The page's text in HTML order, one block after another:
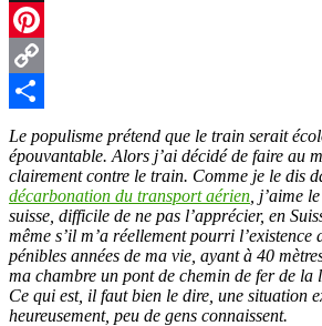
X
Pinterest
Copy
Link
Partager
Le populisme prétend que le train serait
épouvantable. Alors j’ai décidé de faire au
clairement contre le train. Comme je le dis
décarbonation du transport aérien , j’aime
suisse, difficile de ne pas l’apprécier, en
même s’il m’a réellement pourri l’existence
pénibles années de ma vie, ayant à 40
ma chambre un pont de chemin de fer de la
Ce qui est, il faut bien le dire, une situation
heureusement, peu de gens connaissent.